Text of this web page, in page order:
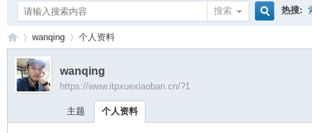
儿童痊愈分享 长期激素无效怎么办? 紫
搜索 热搜:
›
wanqing 个人资料
wanqing
https://www.itpxuexiaoban.cn/?1
主题 个人资料